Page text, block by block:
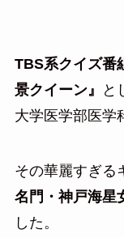
TBS系クイズ番
景クイーン』
と
大学医学部医学
その華麗すぎる
名門・神戸海星
した。